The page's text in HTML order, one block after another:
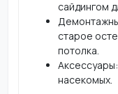
сайдингом
старое
потолка.
насекомых.